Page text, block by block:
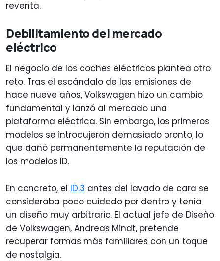
reventa.
Debilitamiento del mercado
eléctrico
El negocio de los coches eléctricos plantea otro
reto. Tras el escándalo de las emisiones de
hace nueve años, Volkswagen hizo un cambio
fundamental y lanzó al mercado una
plataforma eléctrica. Sin embargo, los primeros
modelos se introdujeron demasiado pronto, lo
que dañó permanentemente la reputación de
los modelos ID.
En concreto, el ID.3 antes del lavado de cara se
consideraba poco cuidado por dentro y tenía
un diseño muy arbitrario. El actual jefe de Diseño
de Volkswagen, Andreas Mindt, pretende
recuperar formas más familiares con un toque
de nostalgia.